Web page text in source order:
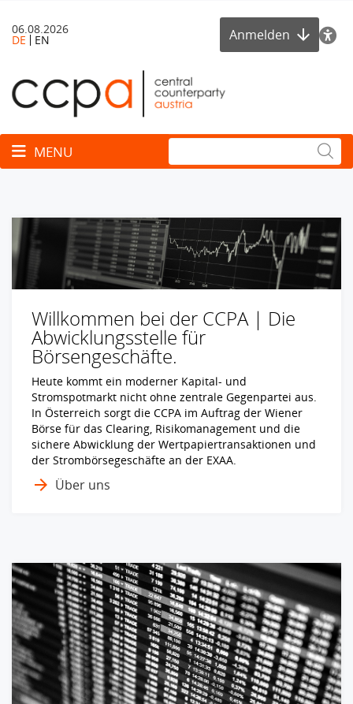
DE EN
06.08.2026 Anmelden
Toggle navigation
MENU
Willkommen bei der CCPA | Die
Abwicklungsstelle für
Börsengeschäfte.
Heute kommt ein moderner Kapital- und
Stromspotmarkt nicht ohne zentrale Gegenpartei aus.
In Österreich sorgt die CCPA im Auftrag der Wiener
Börse für das Clearing, Risikomanagement und die
sichere Abwicklung der Wertpapiertransaktionen und
der Strombörsegeschäfte an der EXAA.
Über uns